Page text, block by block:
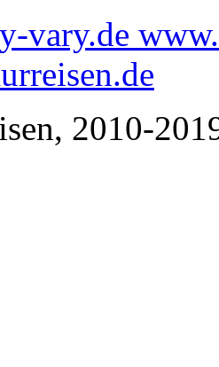
vary.de
2010-